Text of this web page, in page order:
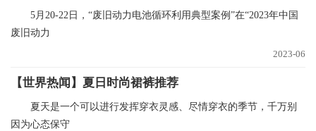
5月20-22日，“废旧动力电池循环利用典型案例”在“2023年中国
废旧动力
2023-06
【世界热闻】夏日时尚裙裤推荐
夏天是一个可以进行发挥穿衣灵感、尽情穿衣的季节，千万别
因为心态保守